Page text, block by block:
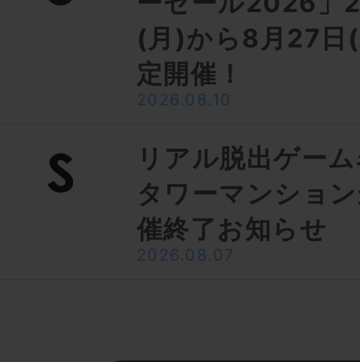
(月)から8月27日
定開催！
2026.08.10
リアル脱出ゲー
タワーマンショ
催終了お知らせ
2026.08.07